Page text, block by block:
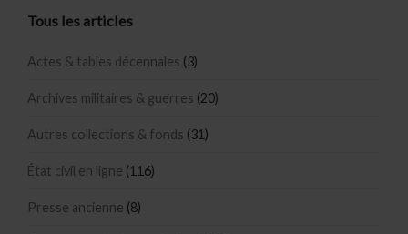
Tous les articles
Actes & tables décennales (3)
Archives militaires & guerres (20)
Autres collections & fonds (31)
État civil en ligne (116)
Presse ancienne (8)